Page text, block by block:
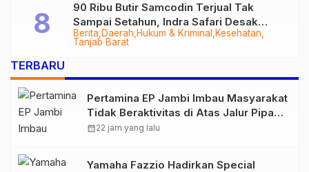
Berita Daerah Hukum & Kriminal
Kesehatan
Tanjab Barat
90 Ribu Butir Samcodin Terjual Tak
Sampai Setahun, Indra Safari Desak
Audit Menyeluruh
TERBARU
Pertamina EP Jambi Imbau Masyarakat
Tidak Beraktivitas di Atas Jalur Pipa
Migas Demi Keselamatan Bersama
calendar_month22 jam yang lalu
Yamaha Fazzio Hadirkan Special